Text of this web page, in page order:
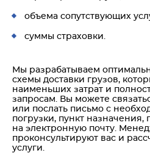
объема сопутствующих
суммы страховки.
Мы разрабатываем
схемы доставки грузов,
наименьших затрат и
запросам. Вы можете
или послать письмо с
погрузки, пункт назначения,
на электронную почту.
проконсультируют вас и
услуги.